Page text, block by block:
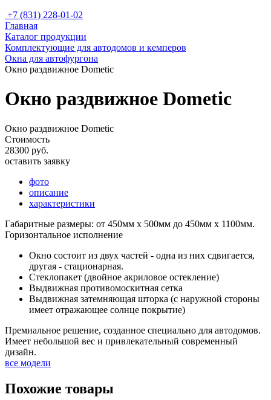
+7 (831) 228-01-02
Главная
Каталог продукции
Комплектующие для автодомов и кемперов
Окна для автофургона
Окно раздвижное Dometic
Окно раздвижное Dometic
Окно раздвижное Dometic
Стоимость
28300 руб.
оставить заявку
фото
описание
характеристики
Габаритные размеры: от 450мм х 500мм до 450мм х 1100мм.
Горизонтальное исполнение
Окно состоит из двух частей - одна из них сдвигается,
другая - стационарная.
Стеклопакет (двойное акриловое остекление)
Выдвижная противомоскитная сетка
Выдвижная затемняющая шторка (с наружной стороны
имеет отражающее солнце покрытие)
Премиальное решение, созданное специально для автодомов.
Имеет небольшой вес и привлекательный современный
дизайн.
все модели
Похожие товары